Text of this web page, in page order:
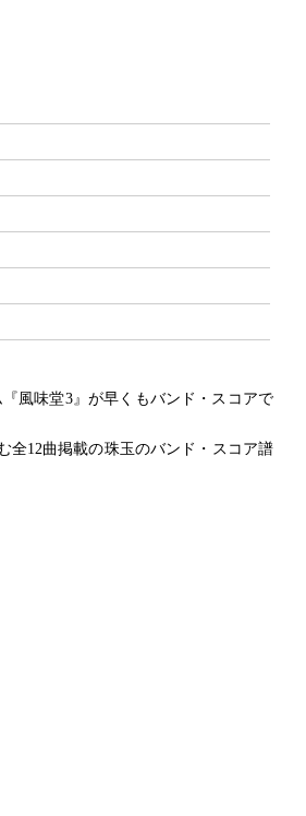
風味堂3』が早くもバンド・スコアで
全12曲掲載の珠玉のバンド・スコア譜